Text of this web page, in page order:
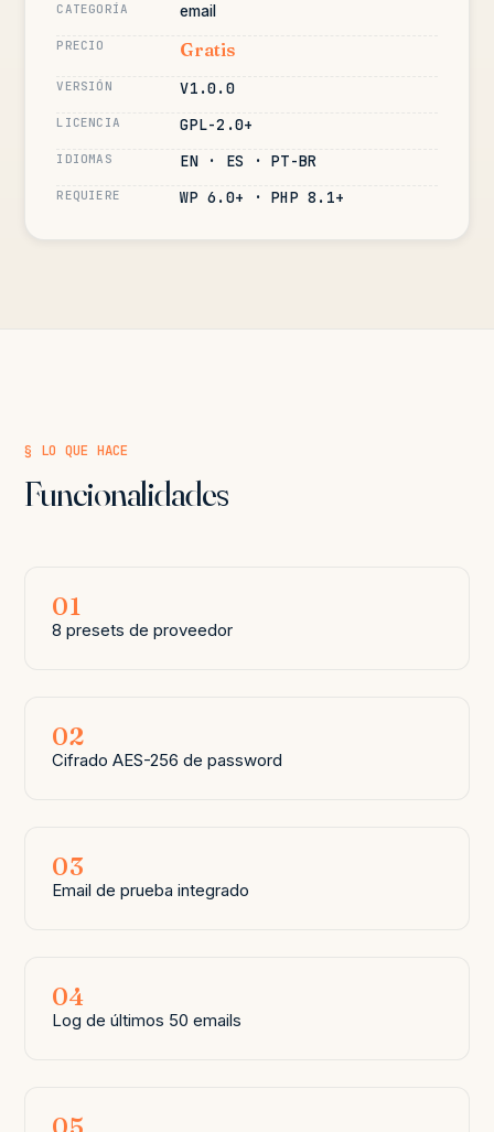
CATEGORÍA email
PRECIO Gratis
VERSIÓN V1.0.0
LICENCIA GPL-2.0+
IDIOMAS EN · ES · PT-BR
REQUIERE WP 6.0+ · PHP 8.1+
§ LO QUE HACE
Funcionalidades
01
8 presets de proveedor
02
Cifrado AES-256 de password
03
Email de prueba integrado
04
Log de últimos 50 emails